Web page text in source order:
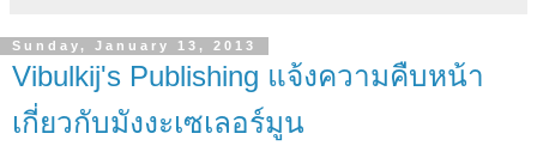
Sunday, January 13, 2013
Vibulkij's Publishing แจ้งความคืบหน้า
เกี่ยวกับมังงะเซเลอร์มูน